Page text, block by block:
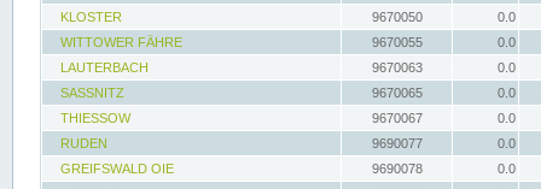
KLOSTER
9670050
0.0
WITTOWER FÄHRE
9670055
0.0
LAUTERBACH
9670063
0.0
SASSNITZ
9670065
0.0
THIESSOW
9670067
0.0
RUDEN
9690077
0.0
GREIFSWALD OIE
9690078
0.0